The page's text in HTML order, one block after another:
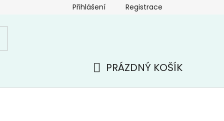
Přihlášení Registrace
PRÁZDNÝ KOŠÍK